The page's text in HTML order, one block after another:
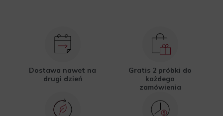
Dostawa nawet na
drugi dzień
Gratis 2 próbki do
każdego
zamówienia